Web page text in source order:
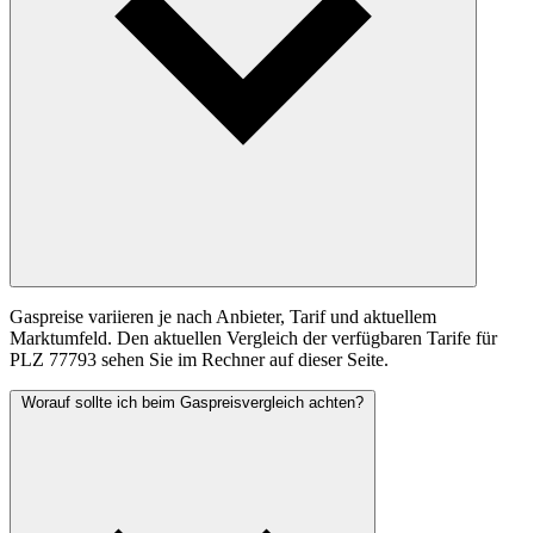
Gaspreise variieren je nach Anbieter, Tarif und aktuellem
Marktumfeld. Den aktuellen Vergleich der verfügbaren Tarife für
PLZ 77793 sehen Sie im Rechner auf dieser Seite.
Worauf sollte ich beim Gaspreisvergleich achten?